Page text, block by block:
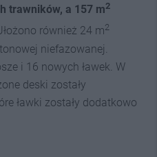
trawników, a 157 m2
również 24 m2
niefazowanej.
i 16 nowych ławek. W
deski zostały
ławki zostały dodatkowo